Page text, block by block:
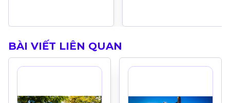
BÀI VIẾT LIÊN QUAN